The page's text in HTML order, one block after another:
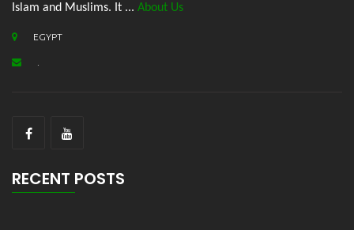
Islam and Muslims. It ... About Us
EGYPT
RECENT POSTS